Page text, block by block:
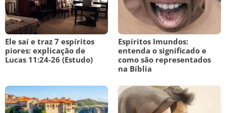
Ele saí e traz 7 espíritos
piores: explicação de
Lucas 11:24-26 (Estudo)
Espíritos Imundos:
entenda o significado e
como são representados
na Bíblia